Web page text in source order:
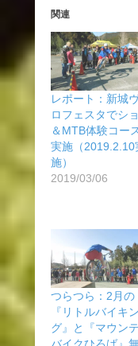
関連
レポート：新城
ロフェスタでシ
＆MTB体験コー
実施（2019.2.10
施）
2019/03/06
つらつら：2月の
『リトルバイキン
グ』と『マウン